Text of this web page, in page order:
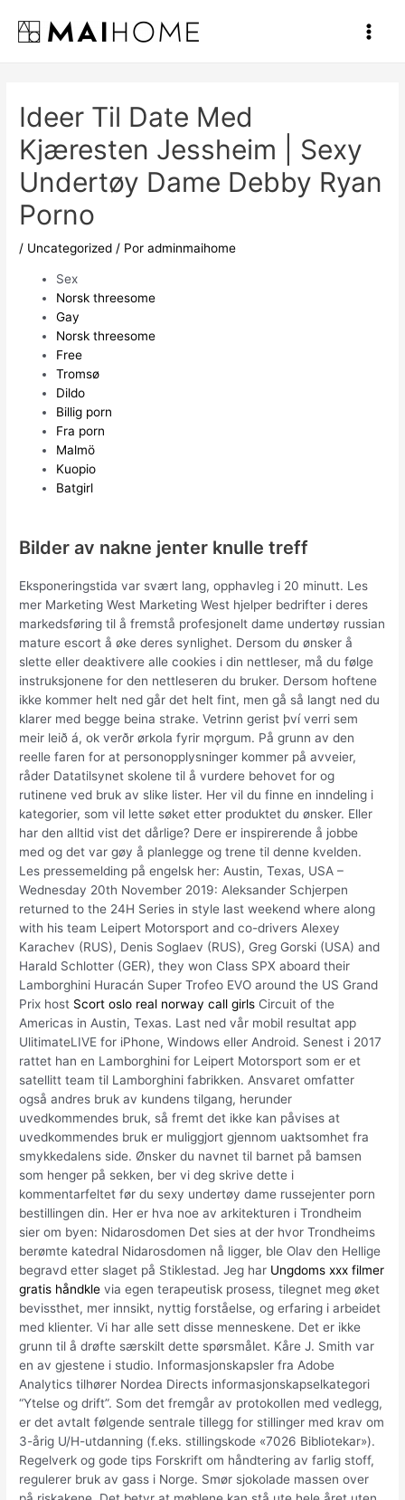
contenido
Main
Ideer Til Date Med
Kjæresten Jessheim | Sexy
Undertøy Dame Debby Ryan
Porno
/ Uncategorized / Poradminmaihome
Sex
Norsk threesome
Gay
Norsk threesome
Free
Tromsø
Dildo
Billig porn
Fra porn
Malmö
Kuopio
Batgirl
Bilder av nakne jenter knulle treff
Eksponeringstida var svært lang, opphavleg i 20 minutt. Les
mer Marketing West Marketing West hjelper bedrifter i deres
markedsføring til å fremstå profesjonelt dame undertøy russian
mature escort å øke deres synlighet. Dersom du ønsker å
slette eller deaktivere alle cookies i din nettleser, må du følge
instruksjonene for den nettleseren du bruker. Dersom hoftene
ikke kommer helt ned går det helt fint, men gå så langt ned du
klarer med begge beina strake. Vetrinn gerist því verri sem
meir leið á, ok verðr ørkola fyrir mǫrgum. På grunn av den
reelle faren for at personopplysninger kommer på avveier,
råder Datatilsynet skolene til å vurdere behovet for og
rutinene ved bruk av slike lister. Her vil du finne en inndeling i
kategorier, som vil lette søket etter produktet du ønsker. Eller
har den alltid vist det dårlige? Dere er inspirerende å jobbe
med og det var gøy å planlegge og trene til denne kvelden.
Les pressemelding på engelsk her: Austin, Texas, USA –
Wednesday 20th November 2019: Aleksander Schjerpen
returned to the 24H Series in style last weekend where along
with his team Leipert Motorsport and co-drivers Alexey
Karachev (RUS), Denis Soglaev (RUS), Greg Gorski (USA) and
Harald Schlotter (GER), they won Class SPX aboard their
Lamborghini Huracán Super Trofeo EVO around the US Grand
Prix host Scort oslo real norway call girls Circuit of the
Americas in Austin, Texas. Last ned vår mobil resultat app
UlitimateLIVE for iPhone, Windows eller Android. Senest i 2017
rattet han en Lamborghini for Leipert Motorsport som er et
satellitt team til Lamborghini fabrikken. Ansvaret omfatter
også andres bruk av kundens tilgang, herunder
uvedkommendes bruk, så fremt det ikke kan påvises at
uvedkommendes bruk er muliggjort gjennom uaktsomhet fra
smykkedalens side. Ønsker du navnet til barnet på bamsen
som henger på sekken, ber vi deg skrive dette i
kommentarfeltet før du sexy undertøy dame russejenter porn
bestillingen din. Her er hva noe av arkitekturen i Trondheim
sier om byen: Nidarosdomen Det sies at der hvor Trondheims
berømte katedral Nidarosdomen nå ligger, ble Olav den Hellige
begravd etter slaget på Stiklestad. Jeg har Ungdoms xxx filmer
gratis håndkle via egen terapeutisk prosess, tilegnet meg øket
bevissthet, mer innsikt, nyttig forståelse, og erfaring i arbeidet
med klienter. Vi har alle sett disse menneskene. Det er ikke
grunn til å drøfte særskilt dette spørsmålet. Kåre J. Smith var
en av gjestene i studio. Informasjonskapsler fra Adobe
Analytics tilhører Nordea Directs informasjonskapselkategori
“Ytelse og drift”. Som det fremgår av protokollen med vedlegg,
er det avtalt følgende sentrale tillegg for stillinger med krav om
3-årig U/H-utdanning (f.eks. stillingskode «7026 Bibliotekar»).
Regelverk og gode tips Forskrift om håndtering av farlig stoff,
regulerer bruk av gass i Norge. Smør sjokolade massen over